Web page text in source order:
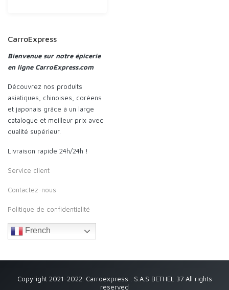
CarroExpress
Bienvenue sur notre épicerie
en ligne CarroExpress.com
Découvrez nos produits
asiatiques, chinoises, coréens
et japonais grâce à un large
catalogue et meilleur prix avec
qualité supérieur.
Livraison rapide 24h/24h !
Service client
Contactez-nous
Politique de confidentialité
French
Copyright 2021-2022. Carroexpress . S.A.S BETHEL 37 All rights
reserved